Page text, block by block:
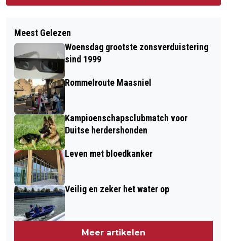
Meest Gelezen
Woensdag grootste zonsverduistering
sind 1999
Rommelroute Maasniel
Kampioenschapsclubmatch voor
Duitse herdershonden
Leven met bloedkanker
Veilig en zeker het water op
Meer artikelen